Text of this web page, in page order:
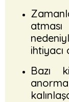
ihtiyacı
Bazı